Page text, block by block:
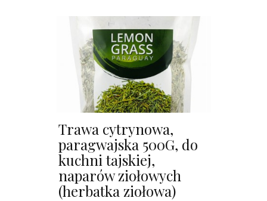
Trawa cytrynowa,
paragwajska 500G, do
kuchni tajskiej,
naparów ziołowych
(herbatka ziołowa)